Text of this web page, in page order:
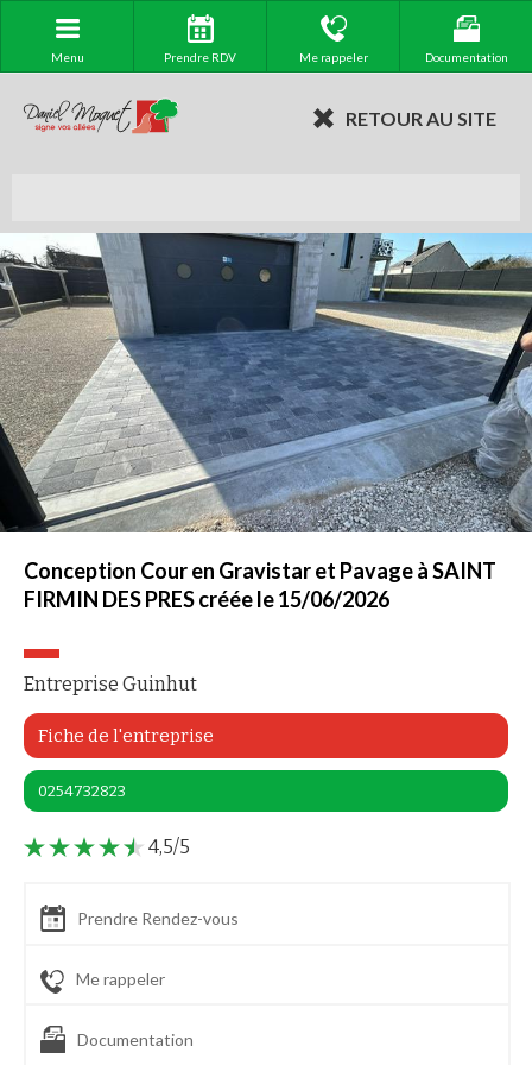
Menu Prendre RDV Me rappeler Documentation
RETOUR AU SITE
Conception Cour en Gravistar et Pavage à SAINT
FIRMIN DES PRES créée le 15/06/2026
Entreprise Guinhut
Fiche de l'entreprise
0254732823
4,5/5
Prendre Rendez-vous
Me rappeler
Documentation